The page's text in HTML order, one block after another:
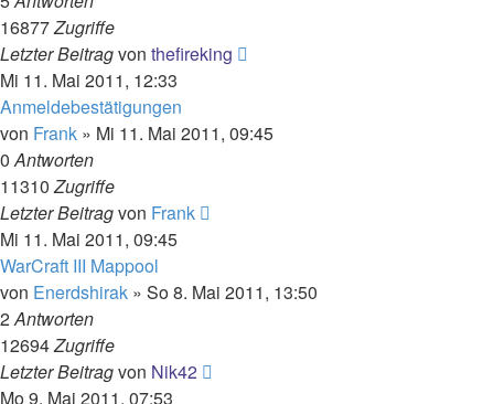
16877Zugriffe
Letzter Beitragvon thefireking
Mi 11. Mai 2011, 12:33
Anmeldebestätigungen
von Frank » Mi 11. Mai 2011, 09:45
0Antworten
11310Zugriffe
Letzter Beitragvon Frank
Mi 11. Mai 2011, 09:45
WarCraft III Mappool
von Enerdshirak » So 8. Mai 2011, 13:50
2Antworten
12694Zugriffe
Letzter Beitragvon Nik42
Mo 9. Mai 2011, 07:53